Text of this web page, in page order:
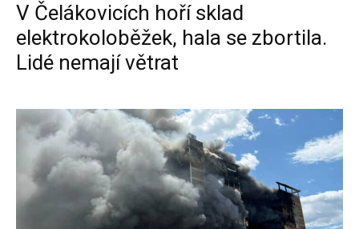
V Čelákovicích hoří sklad
elektrokoloběžek, hala se zbortila.
Lidé nemají větrat